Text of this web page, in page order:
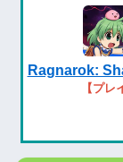
Ragnarok:
【プレ